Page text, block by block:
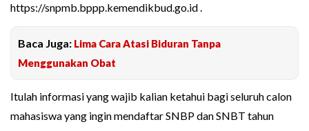
https://snpmb.bppp.kemendikbud.go.id .
Baca Juga: Lima Cara Atasi Biduran Tanpa
Menggunakan Obat
Itulah informasi yang wajib kalian ketahui bagi seluruh calon
mahasiswa yang ingin mendaftar SNBP dan SNBT tahun